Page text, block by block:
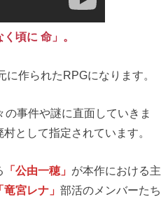
く頃に 命」。
作られたRPGになります。
の事件や謎に直面していきま
として指定されています。
「公由一穂」 が本作における主
「竜宮レナ」 部活のメンバーたち